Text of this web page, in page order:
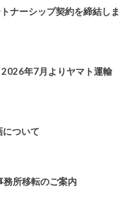
ナーシップ契約を締結しま
2026年7月よりヤマト運輸
ついて
務所移転のご案内